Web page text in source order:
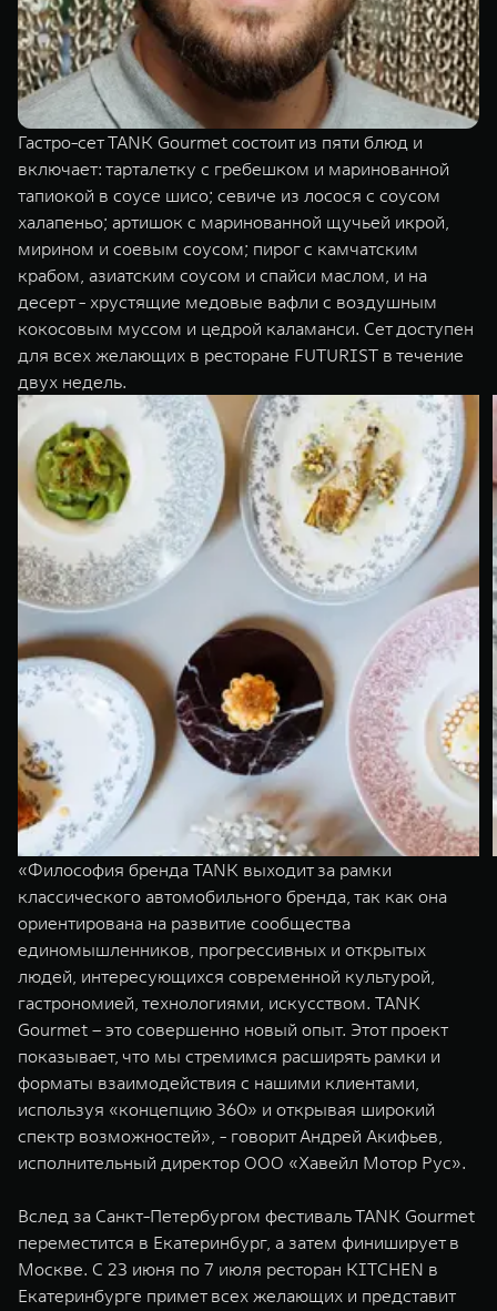
Гастро-сет TANK Gourmet состоит из пяти блюд и
включает: тарталетку с гребешком и маринованной
тапиокой в соусе шисо; севиче из лосося с соусом
халапеньо; артишок с маринованной щучьей икрой,
мирином и соевым соусом; пирог с камчатским
крабом, азиатским соусом и спайси маслом, и на
десерт - хрустящие медовые вафли с воздушным
кокосовым муссом и цедрой каламанси. Сет доступен
для всех желающих в ресторане FUTURIST в течение
двух недель.
«Философия бренда TANK выходит за рамки
классического автомобильного бренда, так как она
ориентирована на развитие сообщества
единомышленников, прогрессивных и открытых
людей, интересующихся современной культурой,
гастрономией, технологиями, искусством. TANK
Gourmet – это совершенно новый опыт. Этот проект
показывает, что мы стремимся расширять рамки и
форматы взаимодействия с нашими клиентами,
используя «концепцию 360» и открывая широкий
спектр возможностей», - говорит Андрей Акифьев,
исполнительный директор ООО «Хавейл Мотор Рус».
Вслед за Санкт-Петербургом фестиваль TANK Gourmet
переместится в Екатеринбург, а затем финиширует в
Москве. С 23 июня по 7 июля ресторан KITCHEN в
Екатеринбурге примет всех желающих и представит